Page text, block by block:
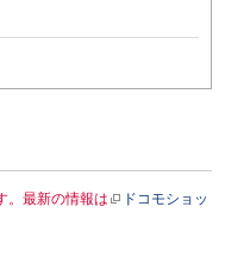
。最新の情報は
ドコモショッ